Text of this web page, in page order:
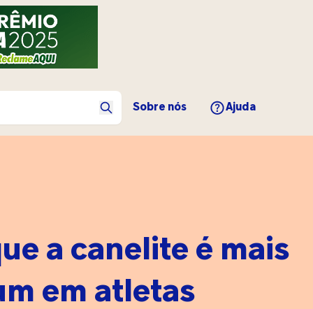
Sobre nós Ajuda
a canelite é mais
em atletas